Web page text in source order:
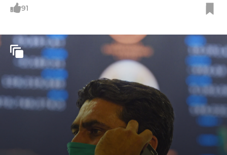
는 2조 달러(2,454조 원) 경기 부양이라는 3종 세트로 일시 반등하긴 했지
91